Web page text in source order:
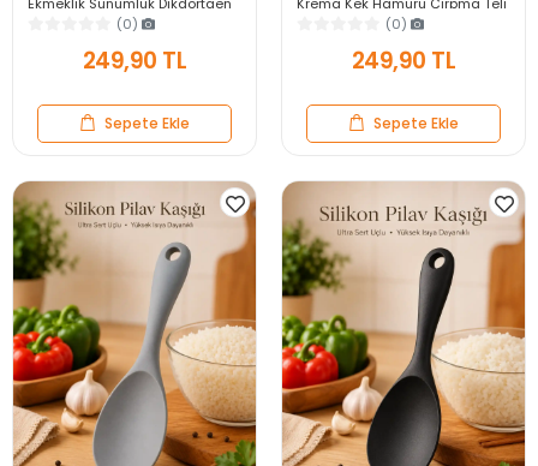
Kahvaltı ve Servis Sepeti
(0)
249,90 TL
Sepete Ekle
Pratik Sos Karıştırıcı Mutfak Teli
(0)
249,90 TL
Sepete Ekle